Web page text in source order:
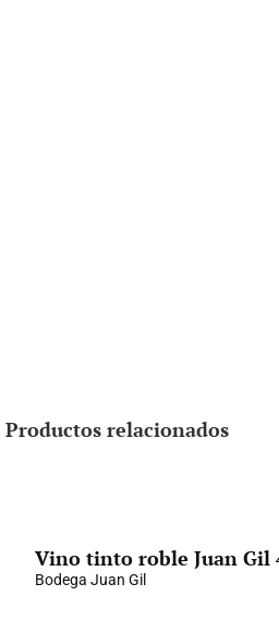
Productos relacionados
Vino tinto roble Juan Gil
Bodega Juan Gil